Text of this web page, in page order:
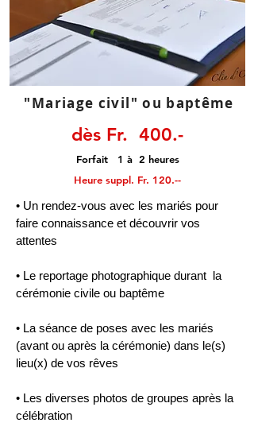
"Mariage civil" ou baptême
dès Fr. 400.-
Forfait 1 à 2 heures
Heure suppl. Fr. 120.--
• Un rendez-vous avec les mariés pour
faire connaissance et découvrir vos
attentes
• Le reportage photographique durant la
cérémonie civile ou baptême
• La séance de poses avec les mariés
(avant ou après la cérémonie) dans le(s)
lieu(x) de vos rêves
• Les diverses photos de groupes après la
célébration